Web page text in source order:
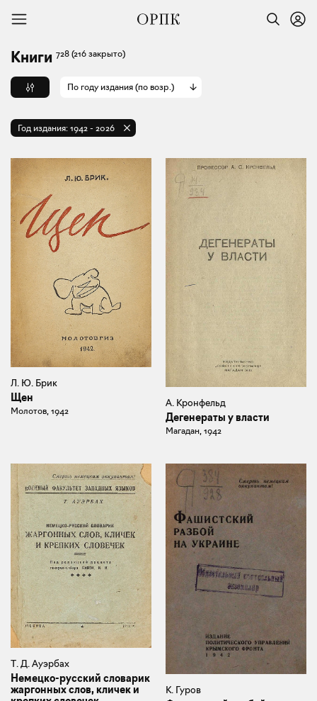
Книги 728 (216 закрыто)
По году издания (по возр.)
Год издания: 1942 - 2026
Л. Ю. Брик
Щен
Молотов, 1942
А. Кронфельд
Дегенераты у власти
Магадан, 1942
Т. Д. Ауэрбах
Немецко-русский словарик
жаргонных слов, кличек и
К. Гуров